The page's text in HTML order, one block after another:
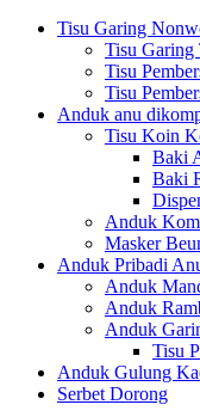
Tisu Garing
Tisu Garing
Tisu
Tisu
Anduk anu
Tisu Koin
Baki
Baki
Anduk
Masker
Anduk Pribadi
Anduk
Anduk
Anduk
Tisu
Anduk Gulung
Serbet Dorong